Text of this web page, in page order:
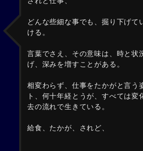
どんな些細な事でも、掘り下げて
ける。
言葉でさえ、その意味は、時と状
げ、深みを増すことがある。
相変わらず、仕事をたかがと言う
ト、何十年経とうが、すべては変
去の流れで生きている。
給食、たかが、されど、